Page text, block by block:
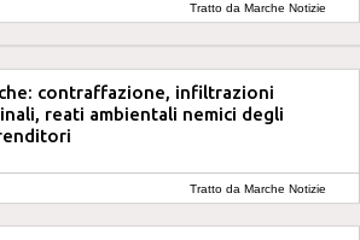
Tratto da Marche Notizie
contraffazione, infiltrazioni
reati ambientali nemici degli
Tratto da Marche Notizie